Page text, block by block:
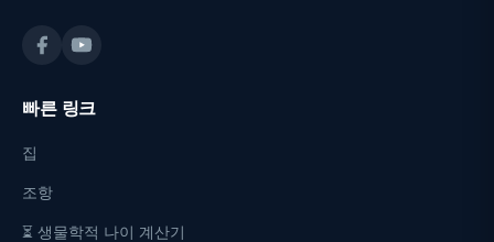
빠른 링크
집
조항
⏳ 생물학적 나이 계산기